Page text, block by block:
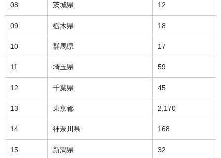
08 茨城県 12
09 栃木県 18
10 群馬県 17
11 埼玉県 59
12 千葉県 45
13 東京都 2,170
14 神奈川県 168
15 新潟県 32